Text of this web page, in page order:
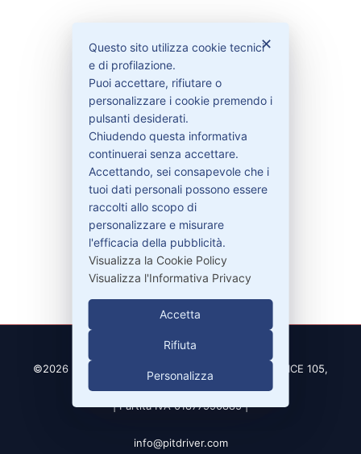
Bisogno di aiuto?
Contattaci
Garanzie
Contatti
329-30.78.513
info@pitdriver.com
©2026 PitDriver | CROCO DEAL S.R.L. VIA DEL SALICE 105,
| Partita IVA 01877990885 |
info@pitdriver.com
✕
Questo sito utilizza cookie tecnici
e di profilazione.
Puoi accettare, rifiutare o
personalizzare i cookie premendo i
pulsanti desiderati.
Chiudendo questa informativa
continuerai senza accettare.
Accettando, sei consapevole che i
tuoi dati personali possono essere
raccolti allo scopo di
personalizzare e misurare
l'efficacia della pubblicità.
Visualizza la Cookie Policy
Visualizza l'Informativa Privacy
Accetta
Rifiuta
Personalizza